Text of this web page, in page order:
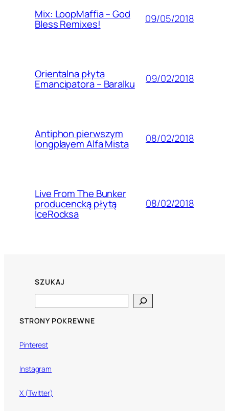
Mix: LoopMaffia – God
Bless Remixes! 09/05/2018
Orientalna płyta
Emancipatora – Baralku 09/02/2018
Antiphon pierwszym
longplayem Alfa Mista 08/02/2018
Live From The Bunker
producencką płytą
IceRocksa
08/02/2018
SZUKAJ
STRONY POKREWNE
Pinterest
Instagram
X (Twitter)